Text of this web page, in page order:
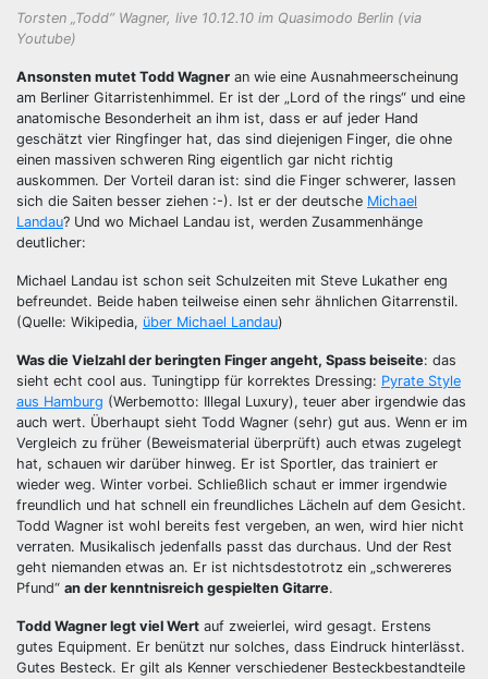
Torsten „Todd“ Wagner, live 10.12.10 im Quasimodo Berlin (via
Youtube)
Ansonsten mutet Todd Wagner an wie eine Ausnahmeerscheinung
am Berliner Gitarristenhimmel. Er ist der „Lord of the rings“ und eine
anatomische Besonderheit an ihm ist, dass er auf jeder Hand
geschätzt vier Ringfinger hat, das sind diejenigen Finger, die ohne
einen massiven schweren Ring eigentlich gar nicht richtig
auskommen. Der Vorteil daran ist: sind die Finger schwerer, lassen
sich die Saiten besser ziehen :-). Ist er der deutsche Michael
Landau? Und wo Michael Landau ist, werden Zusammenhänge
deutlicher:
Michael Landau ist schon seit Schulzeiten mit Steve Lukather eng
befreundet. Beide haben teilweise einen sehr ähnlichen Gitarrenstil.
(Quelle: Wikipedia, über Michael Landau)
Was die Vielzahl der beringten Finger angeht, Spass beiseite: das
sieht echt cool aus. Tuningtipp für korrektes Dressing: Pyrate Style
aus Hamburg (Werbemotto: Illegal Luxury), teuer aber irgendwie das
auch wert. Überhaupt sieht Todd Wagner (sehr) gut aus. Wenn er im
Vergleich zu früher (Beweismaterial überprüft) auch etwas zugelegt
hat, schauen wir darüber hinweg. Er ist Sportler, das trainiert er
wieder weg. Winter vorbei. Schließlich schaut er immer irgendwie
freundlich und hat schnell ein freundliches Lächeln auf dem Gesicht.
Todd Wagner ist wohl bereits fest vergeben, an wen, wird hier nicht
verraten. Musikalisch jedenfalls passt das durchaus. Und der Rest
geht niemanden etwas an. Er ist nichtsdestotrotz ein „schwereres
Pfund“ an der kenntnisreich gespielten Gitarre.
Todd Wagner legt viel Wert auf zweierlei, wird gesagt. Erstens
gutes Equipment. Er benützt nur solches, dass Eindruck hinterlässt.
Gutes Besteck. Er gilt als Kenner verschiedener Besteckbestandteile